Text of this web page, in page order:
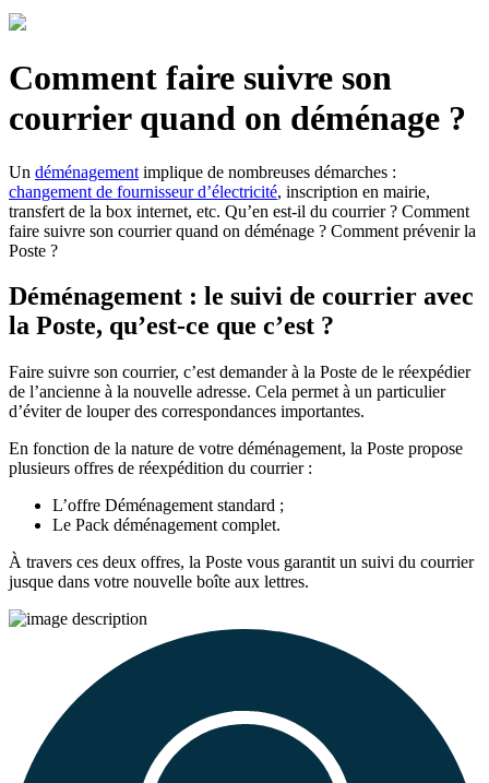
Comment faire suivre son
courrier quand on déménage ?
Un déménagement implique de nombreuses démarches :
changement de fournisseur d’électricité, inscription en mairie,
transfert de la box internet, etc. Qu’en est-il du courrier ? Comment
faire suivre son courrier quand on déménage ? Comment prévenir la
Poste ?
Déménagement : le suivi de courrier avec
la Poste, qu’est-ce que c’est ?
Faire suivre son courrier, c’est demander à la Poste de le réexpédier
de l’ancienne à la nouvelle adresse. Cela permet à un particulier
d’éviter de louper des correspondances importantes.
En fonction de la nature de votre déménagement, la Poste propose
plusieurs offres de réexpédition du courrier :
L’offre Déménagement standard ;
Le Pack déménagement complet.
À travers ces deux offres, la Poste vous garantit un suivi du courrier
jusque dans votre nouvelle boîte aux lettres.